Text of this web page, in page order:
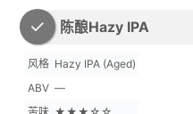
陈酿Hazy IPA
风格 Hazy IPA (Aged)
ABV —